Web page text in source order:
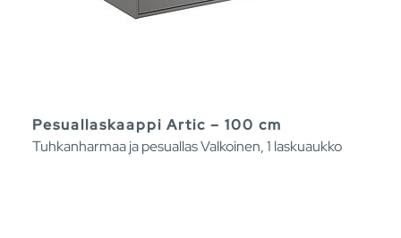
Pesuallaskaappi Artic – 100 cm
Tuhkanharmaa ja pesuallas Valkoinen, 1 laskuaukko